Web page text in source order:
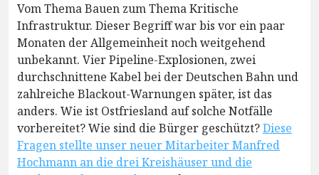
Vom Thema Bauen zum Thema Kritische
Infrastruktur. Dieser Begriff war bis vor ein paar
Monaten der Allgemeinheit noch weitgehend
unbekannt. Vier Pipeline-Explosionen, zwei
durchschnittene Kabel bei der Deutschen Bahn und
zahlreiche Blackout-Warnungen später, ist das
anders. Wie ist Ostfriesland auf solche Notfälle
vorbereitet? Wie sind die Bürger geschützt?Diese
Fragen stellte unser neuer Mitarbeiter Manfred
Hochmann an die drei Kreishäuser und die